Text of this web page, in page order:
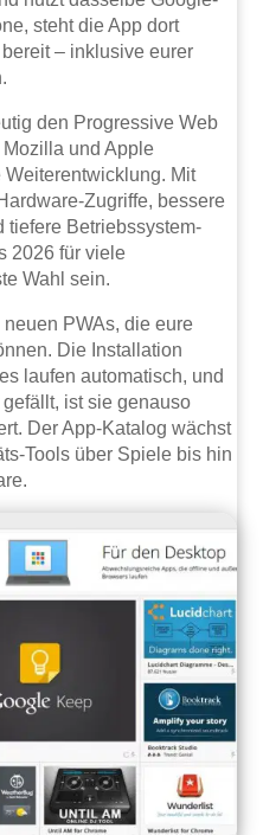
steht die App dort
– inklusive eurer
den Progressive Web
und Apple
Mit
Zugriffe, bessere
tiefere Betriebssystem-
2026 für viele
Wahl sein.
PWAs, die eure
Die Installation
laufen automatisch, und
ist sie genauso
Der App-Katalog wächst
Tools über Spiele bis hin